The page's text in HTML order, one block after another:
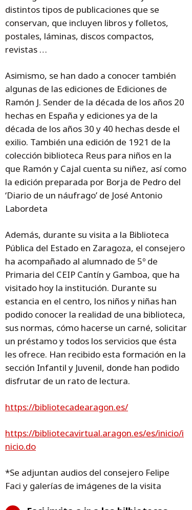
distintos tipos de publicaciones que se
conservan, que incluyen libros y folletos,
postales, láminas, discos compactos,
revistas …
Asimismo, se han dado a conocer también
algunas de las ediciones de Ediciones de
Ramón J. Sender de la década de los años 20
hechas en España y ediciones ya de la
década de los años 30 y 40 hechas desde el
exilio. También una edición de 1921 de la
colección biblioteca Reus para niños en la
que Ramón y Cajal cuenta su niñez, así como
la edición preparada por Borja de Pedro del
‘Diario de un náufrago’ de José Antonio
Labordeta
Además, durante su visita a la Biblioteca
Pública del Estado en Zaragoza, el consejero
ha acompañado al alumnado de 5º de
Primaria del CEIP Cantín y Gamboa, que ha
visitado hoy la institución. Durante su
estancia en el centro, los niños y niñas han
podido conocer la realidad de una biblioteca,
sus normas, cómo hacerse un carné, solicitar
un préstamo y todos los servicios que ésta
les ofrece. Han recibido esta formación en la
sección Infantil y Juvenil, donde han podido
disfrutar de un rato de lectura.
https://bibliotecadearagon.es/
https://bibliotecavirtual.aragon.es/es/inicio/i
nicio.do
*Se adjuntan audios del consejero Felipe
Faci y galerías de imágenes de la visita